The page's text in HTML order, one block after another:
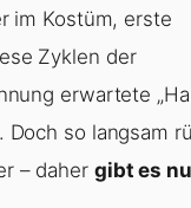
im Kostüm, erste
Zyklen der
erwartete
so langsam
– daher gibt es